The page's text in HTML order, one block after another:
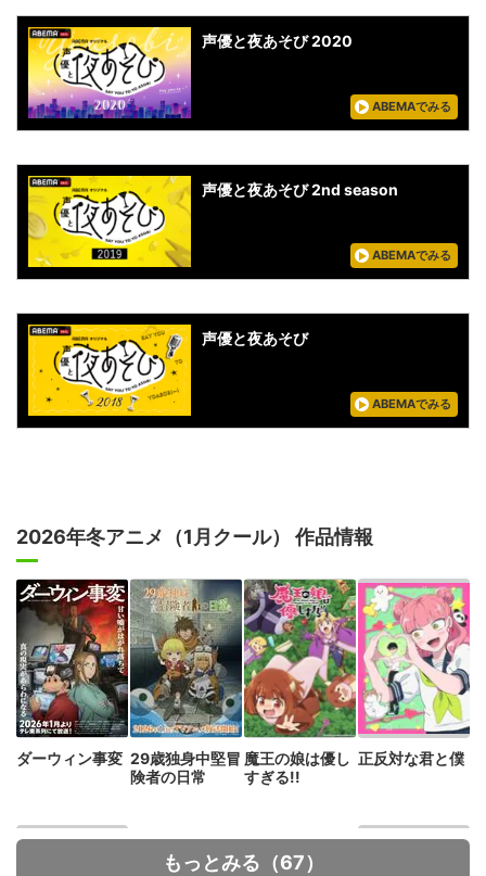
声優と夜あそび 2020
ABEMAでみる
声優と夜あそび 2nd season
ABEMAでみる
声優と夜あそび
ABEMAでみる
2026年冬アニメ（1月クール） 作品情報
ダーウィン事変 29歳独身中堅冒
険者の日常
魔王の娘は優し
すぎる!!
正反対な君と僕
もっとみる（67）